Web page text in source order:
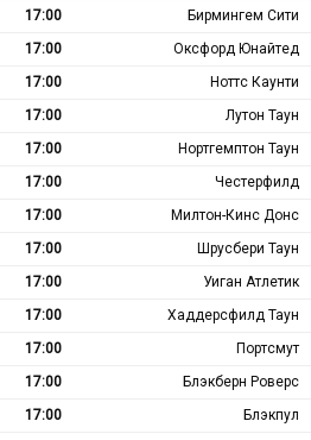
17:00
Бирмингем Сити
17:00
Оксфорд Юнайтед
17:00
Ноттс Каунти
17:00
Лутон Таун
17:00
Нортгемптон Таун
17:00
Честерфилд
17:00
Милтон-Кинс Донс
17:00
Шрусбери Таун
17:00
Уиган Атлетик
17:00
Хаддерсфилд Таун
17:00
Портсмут
17:00
Блэкберн Роверс
17:00 Блэкпул